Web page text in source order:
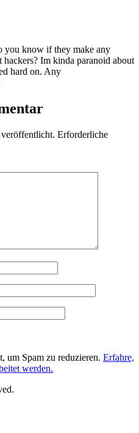
you know if they make any
hackers? Im kinda paranoid about
hard on. Any
Erforderliche
um Spam zu reduzieren. Erfahre,
werden.